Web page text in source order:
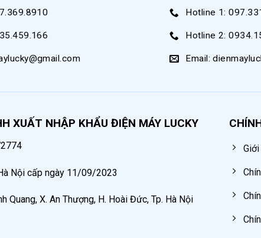
100% dây đồng
Lọc gió
Tụ khởi động
Trung Quốc
Hotline 1:
Hotline 2:
Email:
XUẤT NHẬP KHẨU ĐIỆN MÁY LUCKY
Nội cấp ngày 11/09/2023
Quang, X. An Thượng, H. Hoài Đức, Tp. Hà Nội